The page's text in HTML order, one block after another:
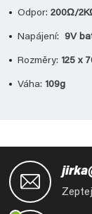
Odpor: 200Ω/
Napájení: 9V
Rozměry: 125 x
Váha: 109g